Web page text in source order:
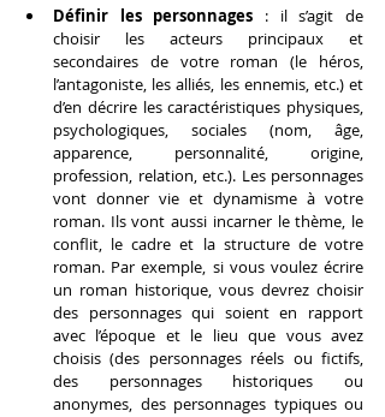
Définir les personnages : il s’agit de
choisir les acteurs principaux et
secondaires de votre roman (le héros,
l’antagoniste, les alliés, les ennemis, etc.) et
d’en décrire les caractéristiques physiques,
psychologiques, sociales (nom, âge,
apparence, personnalité, origine,
profession, relation, etc.). Les personnages
vont donner vie et dynamisme à votre
roman. Ils vont aussi incarner le thème, le
conflit, le cadre et la structure de votre
roman. Par exemple, si vous voulez écrire
un roman historique, vous devrez choisir
des personnages qui soient en rapport
avec l’époque et le lieu que vous avez
choisis (des personnages réels ou fictifs,
des personnages historiques ou
anonymes, des personnages typiques ou